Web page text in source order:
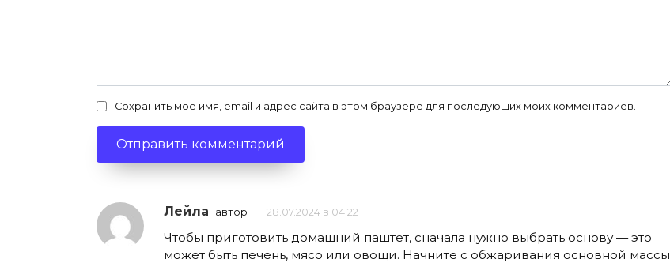
Сохранить моё имя, email и адрес сайта в этом браузере для последующих моих комментариев.
Лейла автор 28.07.2024 в 04:22
Чтобы приготовить домашний паштет, сначала нужно выбрать основу — это
может быть печень, мясо или овощи. Начните с обжаривания основной массы